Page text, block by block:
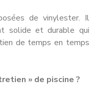
de vinylester. Il
solide et durable qui
de temps en temps
» de piscine?